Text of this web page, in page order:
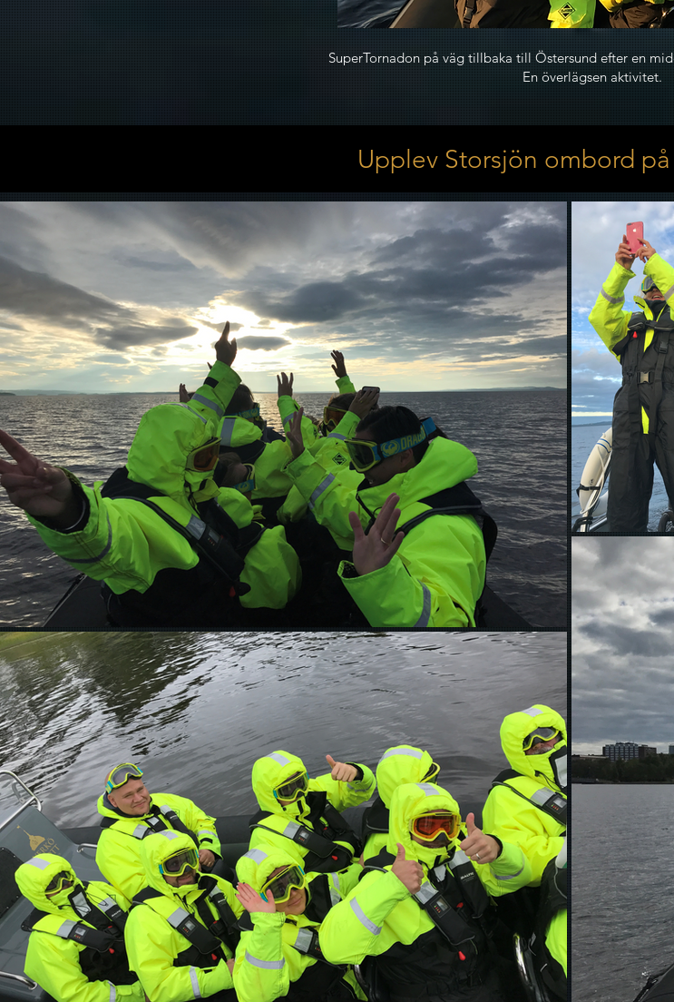
SuperTornadon på väg tillbaka till Östersund efter en
En överlägsen aktivitet.
Upplev Storsjön ombord